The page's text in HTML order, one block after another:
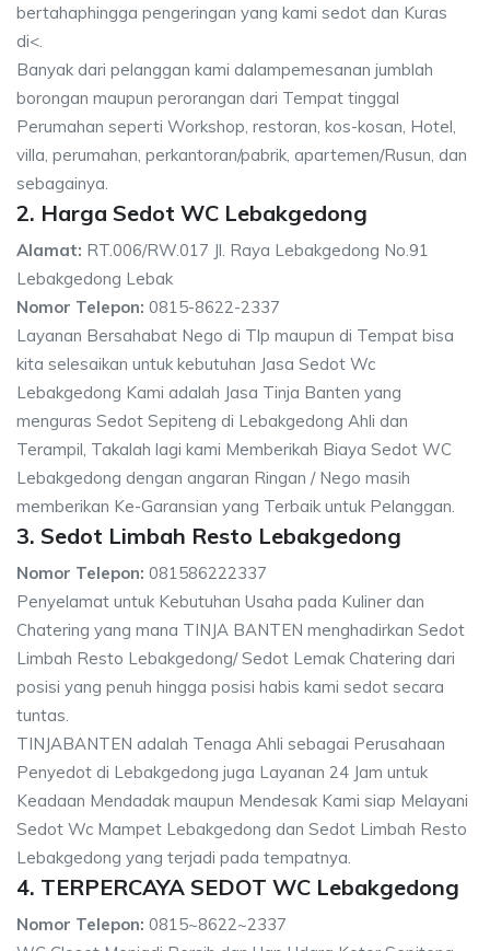
bertahaphingga pengeringan yang kami sedot dan Kuras
di<.
Banyak dari pelanggan kami dalampemesanan jumblah
borongan maupun perorangan dari Tempat tinggal
Perumahan seperti Workshop, restoran, kos-kosan, Hotel,
villa, perumahan, perkantoran/pabrik, apartemen/Rusun, dan
sebagainya.
2. Harga Sedot WC Lebakgedong
Alamat: RT.006/RW.017 Jl. Raya Lebakgedong No.91
Lebakgedong Lebak
Nomor Telepon: 0815-8622-2337
Layanan Bersahabat Nego di Tlp maupun di Tempat bisa
kita selesaikan untuk kebutuhan Jasa Sedot Wc
Lebakgedong Kami adalah Jasa Tinja Banten yang
menguras Sedot Sepiteng di Lebakgedong Ahli dan
Terampil, Takalah lagi kami Memberikah Biaya Sedot WC
Lebakgedong dengan angaran Ringan / Nego masih
memberikan Ke-Garansian yang Terbaik untuk Pelanggan.
3. Sedot Limbah Resto Lebakgedong
Nomor Telepon: 081586222337
Penyelamat untuk Kebutuhan Usaha pada Kuliner dan
Chatering yang mana TINJA BANTEN menghadirkan Sedot
Limbah Resto Lebakgedong/ Sedot Lemak Chatering dari
posisi yang penuh hingga posisi habis kami sedot secara
tuntas.
TINJABANTEN adalah Tenaga Ahli sebagai Perusahaan
Penyedot di Lebakgedong juga Layanan 24 Jam untuk
Keadaan Mendadak maupun Mendesak Kami siap Melayani
Sedot Wc Mampet Lebakgedong dan Sedot Limbah Resto
Lebakgedong yang terjadi pada tempatnya.
4. TERPERCAYA SEDOT WC Lebakgedong
Nomor Telepon: 0815~8622~2337